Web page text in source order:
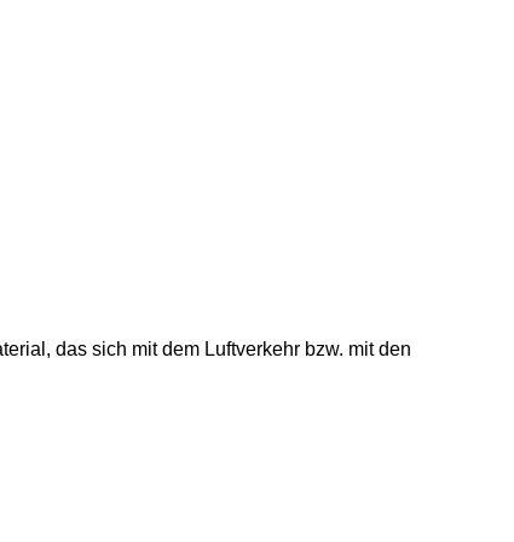
das sich mit dem Luftverkehr bzw. mit den